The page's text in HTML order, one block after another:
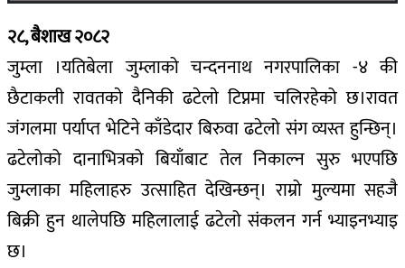
२८, बैशाख २०८२
जुम्ला ।यतिबेला जुम्लाको चन्दननाथ नगरपालिका -४ की
छैटाकली रावतकाे दैनिकी ढटेलाे टिप्नमा चलिरहेको छ।रावत
जंगलमा पर्याप्त भेटिने काँडेदार बिरुवा ढटेलो संग व्यस्त हुन्छिन्।
ढटेलोको दानाभित्रको बियाँबाट तेल निकाल्न सुरु भएपछि
जुम्लाका महिलाहरु उत्साहित देखिन्छन्। राम्रो मुल्यमा सहजै
बिक्री हुन थालेपछि महिलालाई ढटेलो संकलन गर्न भ्याइनभ्याइ
छ।